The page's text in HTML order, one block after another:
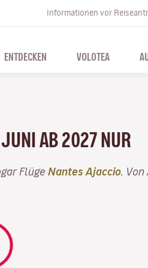
Informationen vor
ENTDECKEN VOLOTEA
JUNI AB 2027 NUR
Flüge Nantes Ajaccio .